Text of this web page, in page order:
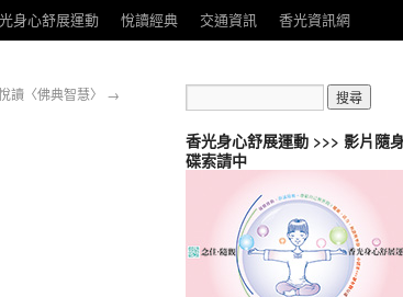
身心舒展運動 悅讀經典 交通資訊 香光資訊網
讀〈佛典智慧〉 →
香光身心舒展運動 >>> 影片隨
碟索請中